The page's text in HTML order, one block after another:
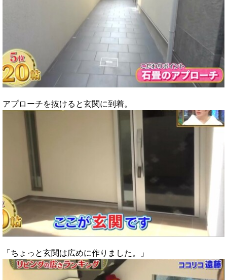
アプローチを抜けると玄関に到着。
「ちょっと玄関は広めに作りました。」